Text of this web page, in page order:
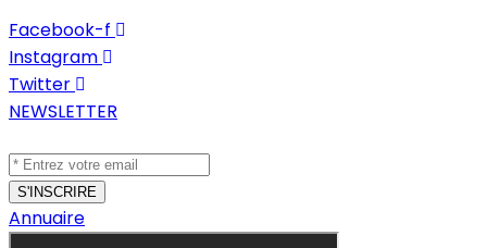
Facebook-f
Instagram
Twitter
NEWSLETTER
Annuaire